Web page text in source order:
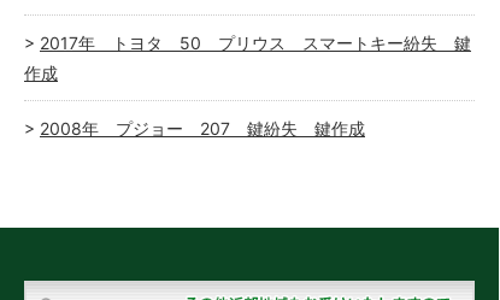
2017年 トヨタ 50 プリウス スマートキー紛失 鍵
作成
2008年 プジョー 207 鍵紛失 鍵作成